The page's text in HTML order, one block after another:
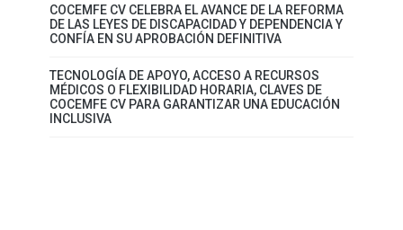
COCEMFE CV CELEBRA EL AVANCE DE LA REFORMA
DE LAS LEYES DE DISCAPACIDAD Y DEPENDENCIA Y
CONFÍA EN SU APROBACIÓN DEFINITIVA
TECNOLOGÍA DE APOYO, ACCESO A RECURSOS
MÉDICOS O FLEXIBILIDAD HORARIA, CLAVES DE
COCEMFE CV PARA GARANTIZAR UNA EDUCACIÓN
INCLUSIVA